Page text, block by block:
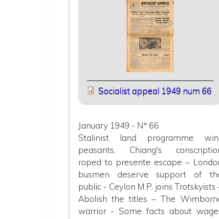
Socialist appeal 1949 num 66
January 1949 - N° 66
Stalinist land programme
peasants, Chiang's
roped to presente escape –
busmen deserve support of
public - Ceylon M.P. joins Trotskyists
Abolish the titles – The
warrior - Some facts about